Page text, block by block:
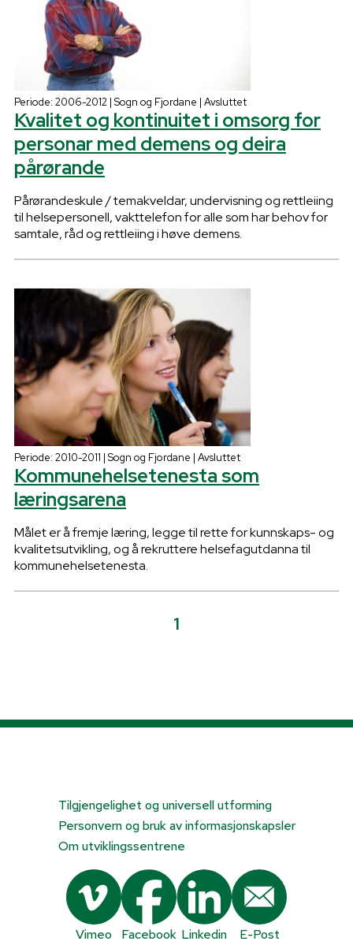
Periode: 2006-2012 | Sogn og Fjordane | Avsluttet
Kvalitet og kontinuitet i omsorg for
personar med demens og deira
pårørande
Pårørandeskule / temakveldar, undervisning og rettleiing
til helsepersonell, vakttelefon for alle som har behov for
samtale, råd og rettleiing i høve demens.
Periode: 2010-2011 | Sogn og Fjordane | Avsluttet
Kommunehelsetenesta som
læringsarena
Målet er å fremje læring, legge til rette for kunnskaps- og
kvalitetsutvikling, og å rekruttere helsefagutdanna til
kommunehelsetenesta.
1
Tilgjengelighet og universell utforming
Personvern og bruk av informasjonskapsler
Om utviklingssentrene
Vimeo Facebook Linkedin E-Post